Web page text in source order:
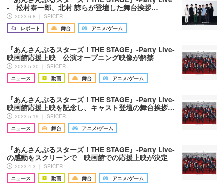
- 松村泰一郎、北村 諒らが登壇した舞台挨拶…
2023.6.8 ｜ SPICER
レポート
舞台 アニメ/ゲーム
『あんさんぶるスターズ！THE STAGE』-Party Live-
映画館応援上映 公演オープニング映像が解禁
2023.5.30 ｜ SPICER
ニュース
動画 舞台 アニメ/ゲーム
『あんさんぶるスターズ！THE STAGE』-Party Live-
映画館応援上映を記念し、キャスト登壇の舞台挨拶…
2023.5.19 ｜ SPICER
ニュース
舞台 アニメ/ゲーム
『あんさんぶるスターズ！THE STAGE』-Party Live-
の感動をスクリーンで 映画館での応援上映が決定
2023.4.3 ｜ SPICER
ニュース
動画 舞台 アニメ/ゲーム